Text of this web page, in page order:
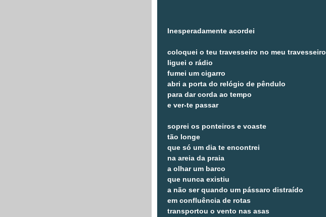
Inesperadamente acordei
coloquei o teu travesseiro no meu travesseiro
liguei o rádio
fumei um cigarro
abri a porta do relógio de pêndulo
para dar corda ao tempo
e ver-te passar
soprei os ponteiros e voaste
tão longe
que só um dia te encontrei
na areia da praia
a olhar um barco
que nunca existiu
a não ser quando um pássaro distraído
em confluência de rotas
transportou o vento nas asas